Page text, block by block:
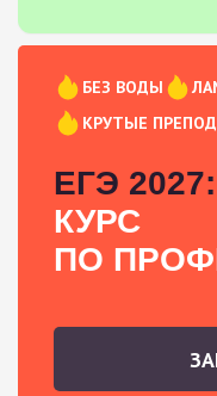
БЕЗ ВОДЫ
КРУТЫЕ
ЕГЭ 2027:
КУРС
ПО